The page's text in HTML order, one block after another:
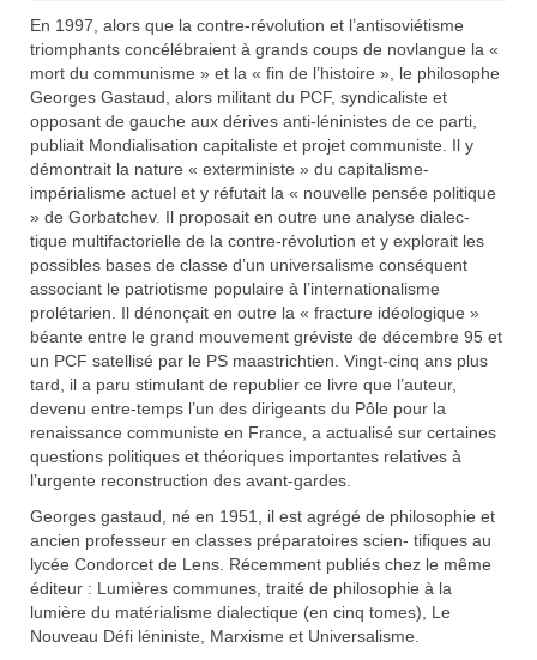
En 1997, alors que la contre-révolution et l’antisoviétisme
triomphants concélébraient à grands coups de novlangue la «
mort du communisme » et la « fin de l’histoire », le philosophe
Georges Gastaud, alors militant du PCF, syndicaliste et
opposant de gauche aux dérives anti-léninistes de ce parti,
publiait Mondialisation capitaliste et projet communiste. Il y
démontrait la nature « exterministe » du capitalisme-
impérialisme actuel et y réfutait la « nouvelle pensée politique
» de Gorbatchev. Il proposait en outre une analyse dialec-
tique multifactorielle de la contre-révolution et y explorait les
possibles bases de classe d’un universalisme conséquent
associant le patriotisme populaire à l’internationalisme
prolétarien. Il dénonçait en outre la « fracture idéologique »
béante entre le grand mouvement gréviste de décembre 95 et
un PCF satellisé par le PS maastrichtien. Vingt-cinq ans plus
tard, il a paru stimulant de republier ce livre que l’auteur,
devenu entre-temps l’un des dirigeants du Pôle pour la
renaissance communiste en France, a actualisé sur certaines
questions politiques et théoriques importantes relatives à
l’urgente reconstruction des avant-gardes.
Georges gastaud, né en 1951, il est agrégé de philosophie et
ancien professeur en classes préparatoires scien- tifiques au
lycée Condorcet de Lens. Récemment publiés chez le même
éditeur : Lumières communes, traité de philosophie à la
lumière du matérialisme dialectique (en cinq tomes), Le
Nouveau Défi léniniste, Marxisme et Universalisme.